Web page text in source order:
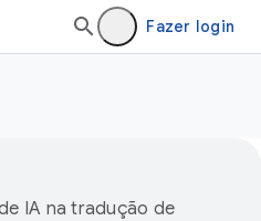
Fazer login
IA na tradução de